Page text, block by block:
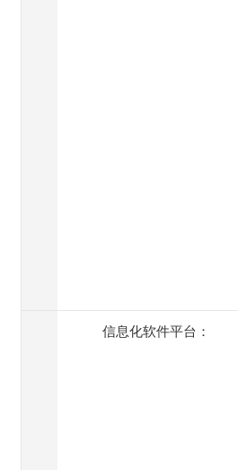
信息化软件平台：